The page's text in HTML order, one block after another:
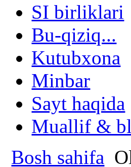
SI birliklari
Bu-qiziq...
Kutubxona
Minbar
Sayt haqida
Muallif &
Bosh sahifa